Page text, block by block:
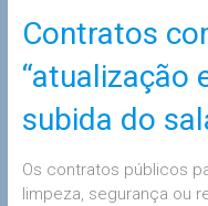
Contratos
“atualização
subida do
Os contratos públicos
limpeza, segurança ou